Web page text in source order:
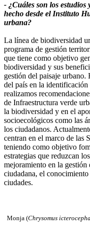
- ¿Cuáles son los
hecho desde el Instituto
urbana?
La línea de biodiversidad
programa de gestión
que tiene como objetivo
biodiversidad y sus
gestión del paisaje
del país en la
realizamos
de Infraestructura verde
la biodiversidad y en el
socioecológicos como las
los ciudadanos.
centran en el marco de las
teniendo como objetivo
estrategias que reduzcan
mejoramiento en la
ciudadana, el
ciudades.
Monja (Chrysomus